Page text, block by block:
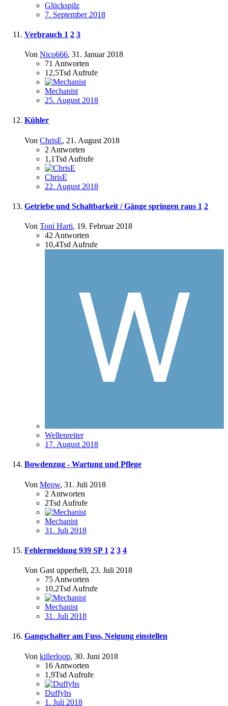
Glückspilz
7. September 2018
Verbrauch 1 2 3
Von Nico666, 31. Januar 2018
71 Antworten
12,5Tsd Aufrufe
Mechanist
25. August 2018
Kühler
Von ChrisE, 21. August 2018
2 Antworten
1,1Tsd Aufrufe
ChrisE
22. August 2018
Getriebe und Schaltbarkeit / Gänge springen raus 1 2
Von Toni Harti, 19. Februar 2018
42 Antworten
10,4Tsd Aufrufe
Wellenreiter
17. August 2018
Bowdenzug - Wartung und Pflege
Von Meow, 31. Juli 2018
2 Antworten
2Tsd Aufrufe
Mechanist
31. Juli 2018
Fehlermeldung 939 SP 1 2 3 4
Von Gast upperhell, 23. Juli 2018
75 Antworten
10,2Tsd Aufrufe
Mechanist
31. Juli 2018
Gangschalter am Fuss, Neigung einstellen
Von killerloop, 30. Juni 2018
16 Antworten
1,9Tsd Aufrufe
Duffyhs
1. Juli 2018